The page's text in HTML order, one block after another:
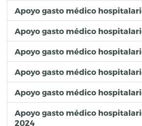
Apoyo gasto médico
Apoyo gasto médico
Apoyo gasto médico
Apoyo gasto médico
Apoyo gasto médico
Apoyo gasto médico
2024